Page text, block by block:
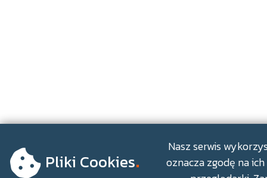
Pliki Cookies.
Nasz serwis
oznacza zgodę na